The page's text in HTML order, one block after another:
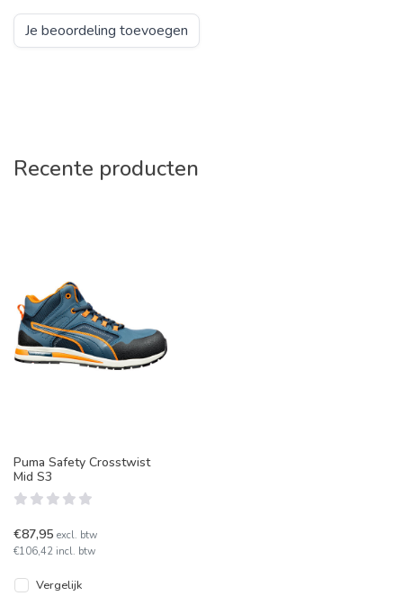
Je beoordeling toevoegen
Recente producten
Puma Safety Crosstwist
Mid S3
€87,95 excl. btw
€106,42 incl. btw
Vergelijk